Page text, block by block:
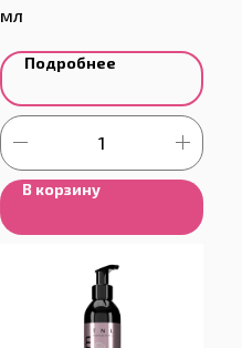
мл
Подробнее
В корзину